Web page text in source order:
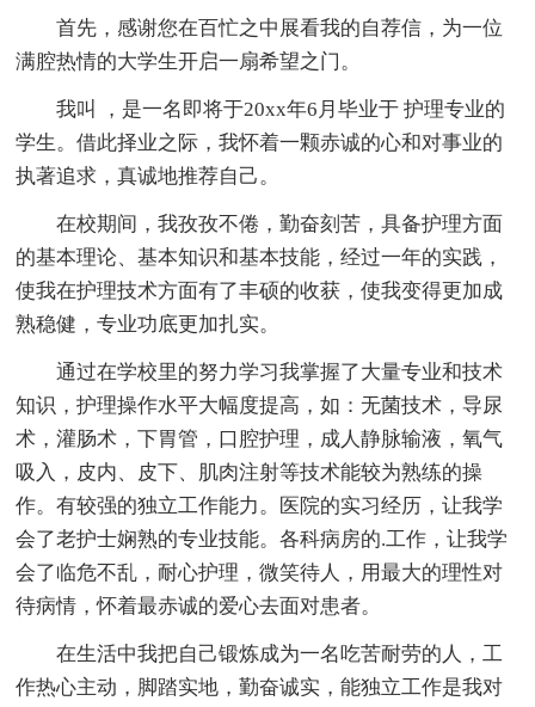
首先，感谢您在百忙之中展看我的自荐信，为一位
满腔热情的大学生开启一扇希望之门。
我叫 ，是一名即将于20xx年6月毕业于 护理专业的
学生。借此择业之际，我怀着一颗赤诚的心和对事业的
执著追求，真诚地推荐自己。
在校期间，我孜孜不倦，勤奋刻苦，具备护理方面
的基本理论、基本知识和基本技能，经过一年的实践，
使我在护理技术方面有了丰硕的收获，使我变得更加成
熟稳健，专业功底更加扎实。
通过在学校里的努力学习我掌握了大量专业和技术
知识，护理操作水平大幅度提高，如：无菌技术，导尿
术，灌肠术，下胃管，口腔护理，成人静脉输液，氧气
吸入，皮内、皮下、肌肉注射等技术能较为熟练的操
作。有较强的独立工作能力。医院的实习经历，让我学
会了老护士娴熟的专业技能。各科病房的.工作，让我学
会了临危不乱，耐心护理，微笑待人，用最大的理性对
待病情，怀着最赤诚的爱心去面对患者。
在生活中我把自己锻炼成为一名吃苦耐劳的人，工
作热心主动，脚踏实地，勤奋诚实，能独立工作是我对